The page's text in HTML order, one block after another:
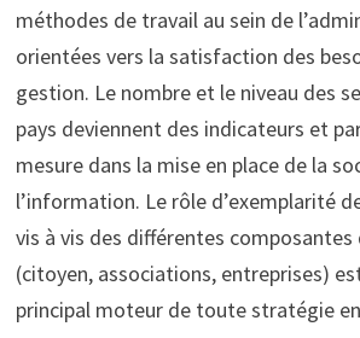
méthodes de travail au sein de
orientées vers la satisfaction des
gestion. Le nombre et le niveau des
pays deviennent des indicateurs et
mesure dans la mise en place de la
l’information. Le rôle d’exemplarité
vis à vis des différentes composantes
(citoyen, associations, entreprises)
principal moteur de toute stratégie